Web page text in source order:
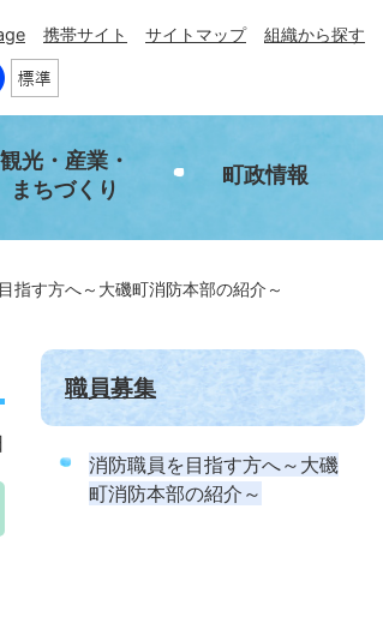
携帯サイト サイトマップ 組織から探す
観光・産業・
まちづくり
町政情報
指す方へ～大磯町消防本部の紹介～
職員募集
消防職員を目指す方へ～大磯
町消防本部の紹介～